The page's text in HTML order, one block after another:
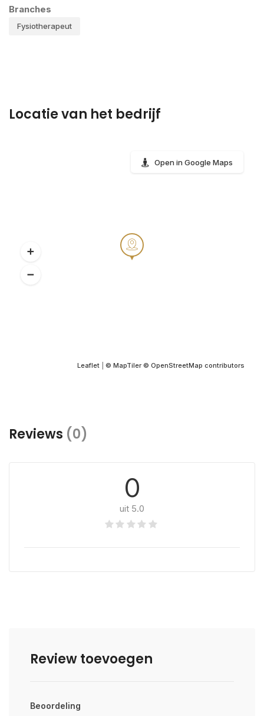
Branches
Fysiotherapeut
Locatie van het bedrijf
Leaflet © MapTiler © OpenStreetMap contributors
Open in Google Maps
Reviews (0)
0
uit 5.0
Review toevoegen
Beoordeling